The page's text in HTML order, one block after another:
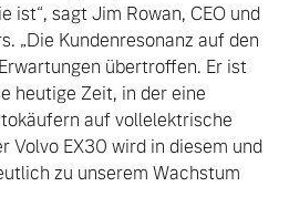
ist“, sagt Jim Rowan, CEO und
„Die Kundenresonanz auf den
übertroffen. Er ist
heutige Zeit, in der eine
auf vollelektrische
Volvo EX30 wird in diesem und
zu unserem Wachstum